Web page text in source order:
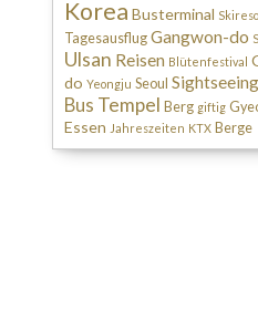
Korea Busterminal
Tagesausflug Gangwon-do
Ulsan Reisen Blütenfestival
do Yeongju Seoul Sightseeing
Bus Tempel Berg giftig
Essen Jahreszeiten KTX Berge